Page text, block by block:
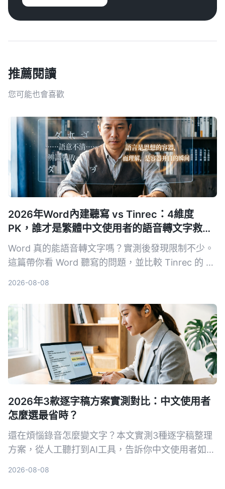
推薦閱讀
您可能也會喜歡
2026年Word內建聽寫 vs Tinrec：4維度
PK，誰才是繁體中文使用者的語音轉文字救
星？
Word 真的能語音轉文字嗎？實測後發現限制不少。
這篇帶你看 Word 聽寫的問題，並比較 Tinrec 的 AI
2026-08-08
2026年3款逐字稿方案實測對比：中文使用者
怎麼選最省時？
還在煩惱錄音怎麼變文字？本文實測3種逐字稿整理
方案，從人工聽打到AI工具，告訴你中文使用者如何
2026-08-08